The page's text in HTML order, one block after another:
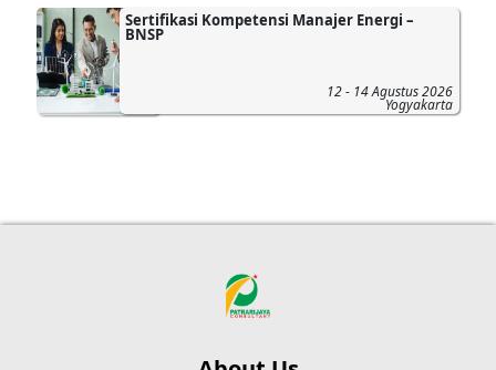
Sertifikasi Kompetensi Manajer Energi –
BNSP
12 - 14 Agustus 2026
Yogyakarta